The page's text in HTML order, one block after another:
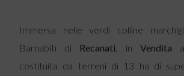
Immersa nelle verdi colline
Barnabiti di Recanati , in Vendita
costituita da terreni di 13 ha di